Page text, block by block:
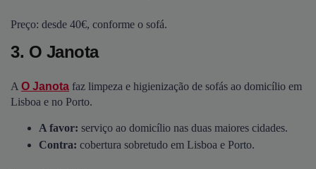
Preço: desde 40€, conforme o sofá.
3. O Janota
A O Janota faz limpeza e higienização de sofás ao domicílio em
Lisboa e no Porto.
A favor: serviço ao domicílio nas duas maiores cidades.
Contra: cobertura sobretudo em Lisboa e Porto.